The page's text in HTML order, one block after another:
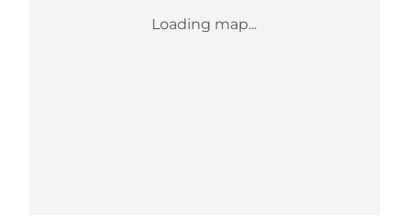
Loading map...